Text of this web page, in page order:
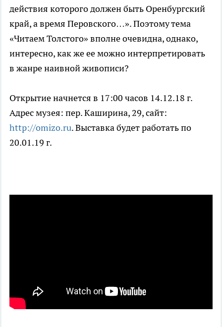
действия которого должен быть Оренбургский
край, а время Перовского…». Поэтому тема
«Читаем Толстого» вполне очевидна, однако,
интересно, как же ее можно интерпретировать
в жанре наивной живописи?
Открытие начнется в 17:00 часов 14.12.18 г.
Адрес музея: пер. Каширина, 29, сайт:
http://omizo.ru. Выставка будет работать по
20.01.19 г.